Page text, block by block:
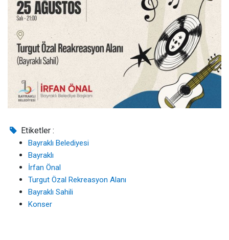
Etiketler :
Bayraklı Belediyesi
Bayraklı
İrfan Önal
Turgut Özal Rekreasyon Alanı
Bayraklı Sahili
Konser